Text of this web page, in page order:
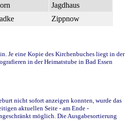
Jagdhaus
Zippnow
Je eine Kopie des Kirchenbuches liegt in der
in der Heimatstube in Bad Essen
nicht sofort anzeigen konnten, wurde das
aktuellen Seite - am Ende -
möglich. Die Ausgabesortierung